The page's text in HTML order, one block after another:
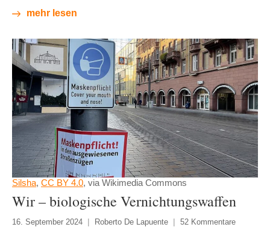
mehr lesen
Silsha, CC BY 4.0, via Wikimedia Commons
Wir – biologische Vernichtungswaffen
16. September 2024 Roberto De Lapuente 52 Kommentare